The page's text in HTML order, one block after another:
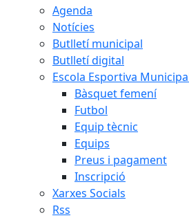
Agenda
Notícies
Butlletí municipal
Butlletí digital
Escola Esportiva
Bàsquet femení
Futbol
Equip tècnic
Equips
Preus i pagament
Inscripció
Xarxes Socials
Rss